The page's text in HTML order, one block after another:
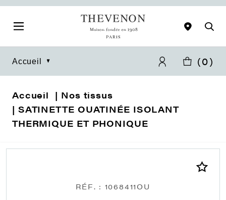
Accueil (0)
Accueil
Nos tissus
SATINETTE OUATINÉE ISOLANT
THERMIQUE ET PHONIQUE
RÉF. : 1068411OU